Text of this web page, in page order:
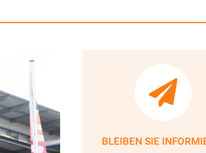
BLEIBEN SIE